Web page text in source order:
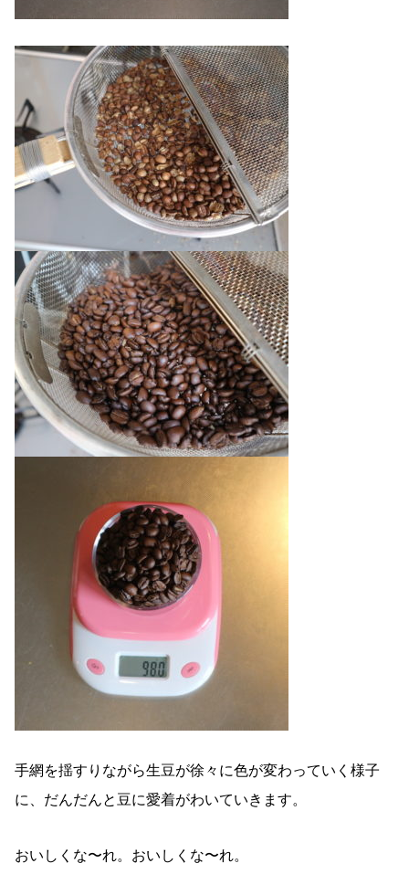
手網を揺すりながら生豆が徐々に色が変わっていく様子
に、だんだんと豆に愛着がわいていきます。
おいしくな〜れ。おいしくな〜れ。